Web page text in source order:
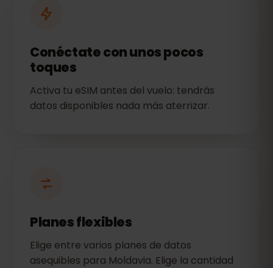
Conéctate con unos pocos
toques
Activa tu eSIM antes del vuelo: tendrás
datos disponibles nada más aterrizar.
Planes flexibles
Elige entre varios planes de datos
asequibles para Moldavia. Elige la cantidad